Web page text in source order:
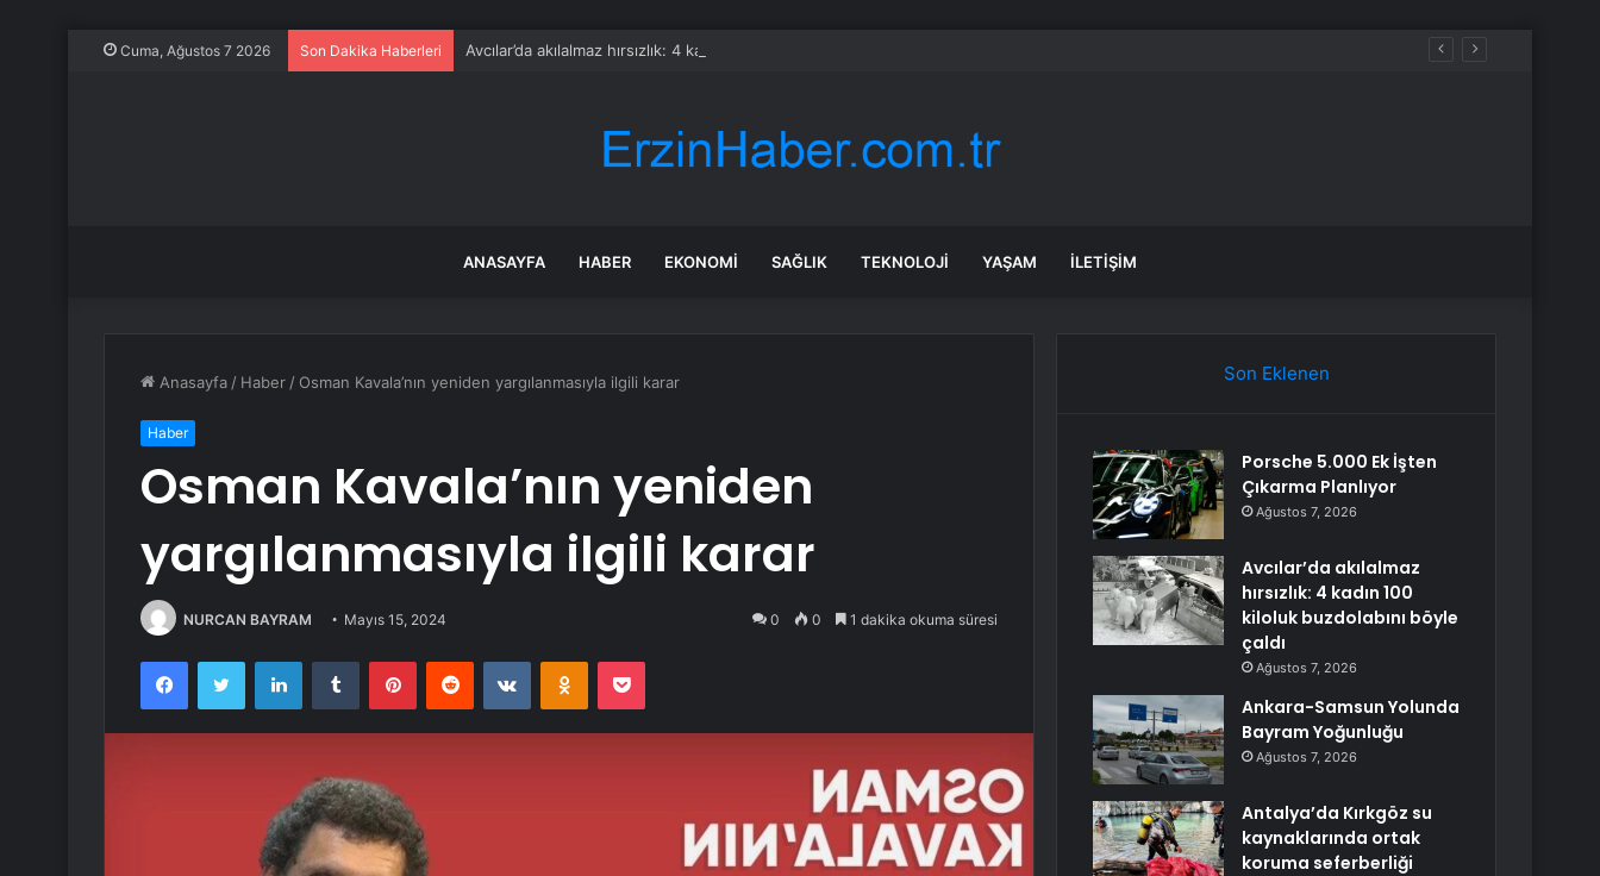
Cuma, Ağustos 7 2026 Son Dakika Haberleri Avcılar’da akılalmaz hırsızlık: 4 kadın 100 kiloluk buzdolabını böyle çaldı
ANASAYFA HABER EKONOMI SAĞLIK TEKNOLOJI YAŞAM İLETIŞIM
Anasayfa / Haber / Osman Kavala’nın yeniden yargılanmasıyla ilgili karar
Haber
Osman Kavala’nın yeniden
yargılanmasıyla ilgili karar
NURCAN BAYRAM Mayıs 15, 2024 0 0 1 dakika okuma süresi
FacebookTwitter LinkedInTumblr PinterestReddit VKontakteOdnoklassniki
Pocket
Son Eklenen
Porsche 5.000 Ek İşten
Çıkarma Planlıyor
Ağustos 7, 2026
Avcılar’da akılalmaz
hırsızlık: 4 kadın 100
kiloluk buzdolabını böyle
çaldı
Ağustos 7, 2026
Ankara-Samsun Yolunda
Bayram Yoğunluğu
Ağustos 7, 2026
Antalya’da Kırkgöz su
kaynaklarında ortak
koruma seferberliği